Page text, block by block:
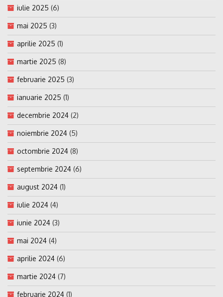
iulie 2025 (6)
mai 2025 (3)
aprilie 2025 (1)
martie 2025 (8)
februarie 2025 (3)
ianuarie 2025 (1)
decembrie 2024 (2)
noiembrie 2024 (5)
octombrie 2024 (8)
septembrie 2024 (6)
august 2024 (1)
iulie 2024 (4)
iunie 2024 (3)
mai 2024 (4)
aprilie 2024 (6)
martie 2024 (7)
februarie 2024 (1)